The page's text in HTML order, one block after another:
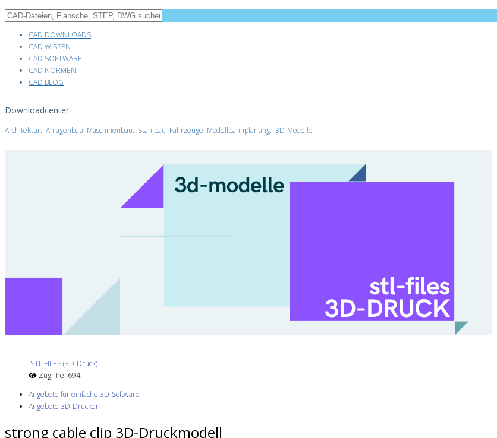
CAD DOWNLOADS
CAD WISSEN
CAD SOFTWARE
CAD NORMEN
CAD BLOG
Downloadcenter
Architektur. Anlagenbau Maschinenbau. Stahlbau Fahrzeuge Modellbahnplanung. 3D-Modelle
STL FILES (3D-Druck)
Zugriffe: 694
Angebote für einfache 3D-Software
Angebote 3D-Drucker
strong cable clip 3D-Druckmodell